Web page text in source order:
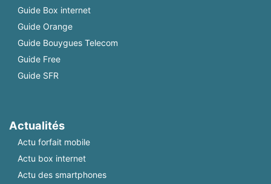
Guide Box internet
Guide Orange
Guide Bouygues Telecom
Guide Free
Guide SFR
Actualités
Actu forfait mobile
Actu box internet
Actu des smartphones